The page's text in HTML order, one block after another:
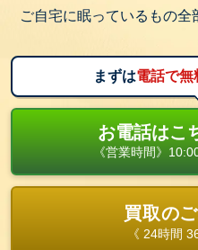
ご自宅に眠っているもの全
まずは電話で無
お電話はこ
《営業時間》
買取の
《 24時間